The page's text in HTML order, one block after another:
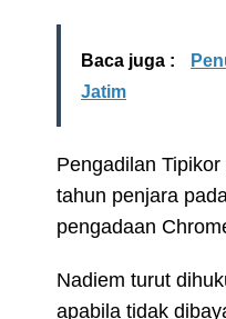
Baca juga :
Jatim
Pengadilan
tahun penjara
pengadaan
Nadiem turut
apabila tidak